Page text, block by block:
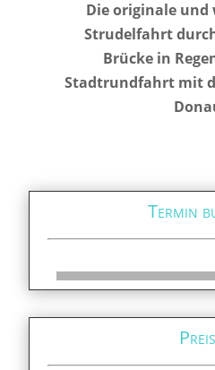
Die originale
Strudelfahrt
Brücke in
Stadtrundfahrt mit
Termin